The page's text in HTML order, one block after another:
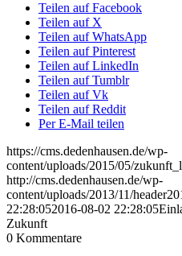
Teilen auf Facebook
Teilen auf X
Teilen auf WhatsApp
Teilen auf Pinterest
Teilen auf LinkedIn
Teilen auf Tumblr
Teilen auf Vk
Teilen auf Reddit
Per E-Mail teilen
https://cms.dedenhausen.de/wp-
content/uploads/2015/05/
http://cms.dedenhausen.de/wp-
content/uploads/2013/11/
22:28:052016-08-02 22:28:05
Zukunft
0 Kommentare